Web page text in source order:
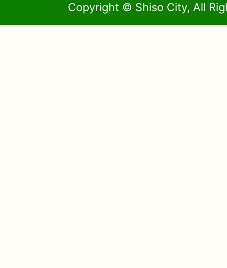
Copyright © Shiso City, All